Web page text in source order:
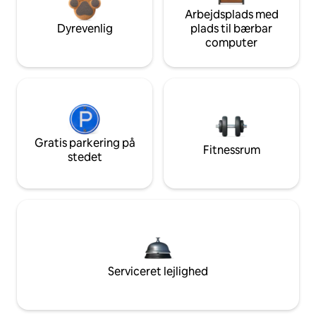
Dyrevenlig
Arbejdsplads med
plads til bærbar
computer
Gratis parkering på
stedet
Fitnessrum
Serviceret lejlighed